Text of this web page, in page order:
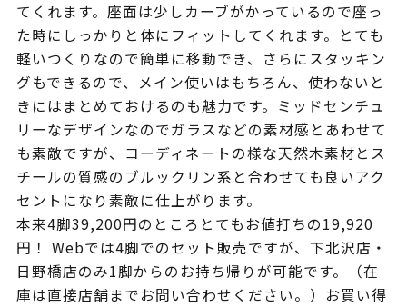
てくれます。座面は少しカーブがかっているので座っ
た時にしっかりと体にフィットしてくれます。とても
軽いつくりなので簡単に移動でき、さらにスタッキン
グもできるので、メイン使いはもちろん、使わないと
きにはまとめておけるのも魅力です。ミッドセンチュ
リーなデザインなのでガラスなどの素材感とあわせて
も素敵ですが、コーディネートの様な天然木素材とス
チールの質感のブルックリン系と合わせても良いアク
セントになり素敵に仕上がります。
本来4脚39,200円のところとてもお値打ちの19,920
円！ Webでは4脚でのセット販売ですが、下北沢店・
日野橋店のみ1脚からのお持ち帰りが可能です。（在
庫は直接店舗までお問い合わせください。）お買い得